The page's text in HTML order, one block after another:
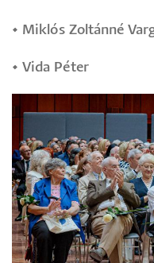
• Miklós Zoltánné
• Vida Péter